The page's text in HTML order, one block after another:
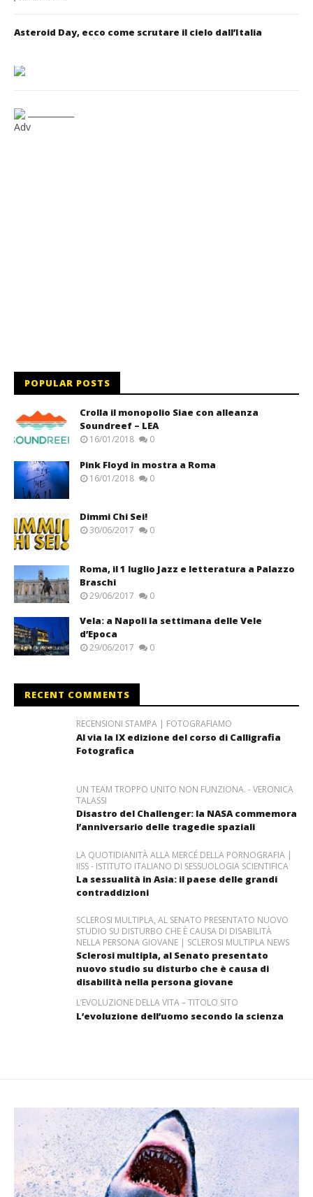
Asteroid Day, ecco come scrutare il cielo dall’Italia
Adv
POPULAR POSTS
Crolla il monopolio Siae con alleanza
Soundreef – LEA
16/01/2018 0
Pink Floyd in mostra a Roma
16/01/2018 0
Dimmi Chi Sei!
30/06/2017 0
Roma, il 1 luglio Jazz e letteratura a Palazzo
Braschi
29/06/2017 0
Vela: a Napoli la settimana delle Vele
d’Epoca
29/06/2017 0
RECENT COMMENTS
RECENSIONI STAMPA | FOTOGRAFIAMO
Al via la IX edizione del corso di Calligrafia
Fotografica
UN TEAM TROPPO UNITO NON FUNZIONA. - VERONICA
TALASSI
Disastro del Challenger: la NASA commemora
l’anniversario delle tragedie spaziali
LA QUOTIDIANITÀ ALLA MERCÉ DELLA PORNOGRAFIA |
IISS - ISTITUTO ITALIANO DI SESSUOLOGIA SCIENTIFICA
La sessualità in Asia: il paese delle grandi
contraddizioni
SCLEROSI MULTIPLA, AL SENATO PRESENTATO NUOVO
STUDIO SU DISTURBO CHE È CAUSA DI DISABILITÀ
NELLA PERSONA GIOVANE | SCLEROSI MULTIPLA NEWS
Sclerosi multipla, al Senato presentato
nuovo studio su disturbo che è causa di
disabilità nella persona giovane
L’EVOLUZIONE DELLA VITA – TITOLO SITO
L’evoluzione dell’uomo secondo la scienza